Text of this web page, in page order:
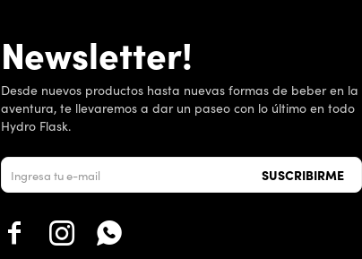
Newsletter!
Desde nuevos productos hasta nuevas formas de beber en la
aventura, te llevaremos a dar un paseo con lo último en todo
Hydro Flask.
SUSCRIBIRME
  